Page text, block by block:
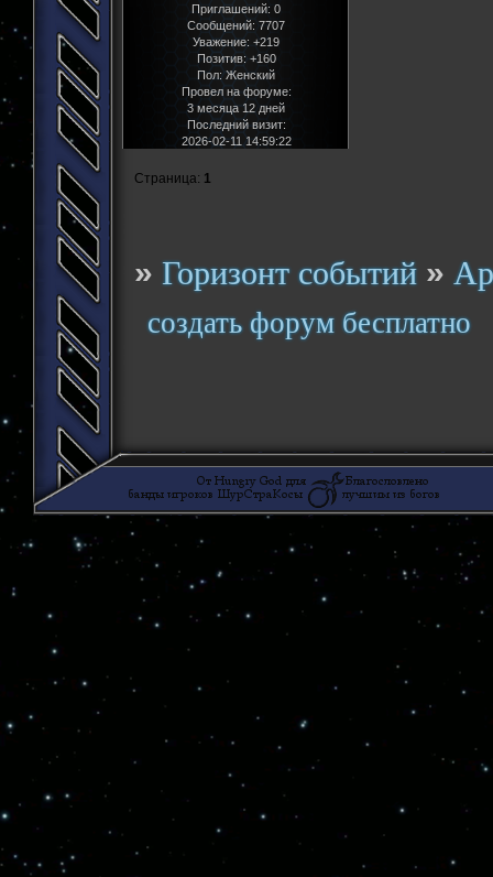
Приглашений: 0
Сообщений: 7707
Уважение: +219
Позитив: +160
Пол:Женский
Провел на форуме:
3 месяца 12 дней
Последний визит:
2026-02-11 14:59:22
Страница: 1
»Горизонт событий »
создать форум бесплатно